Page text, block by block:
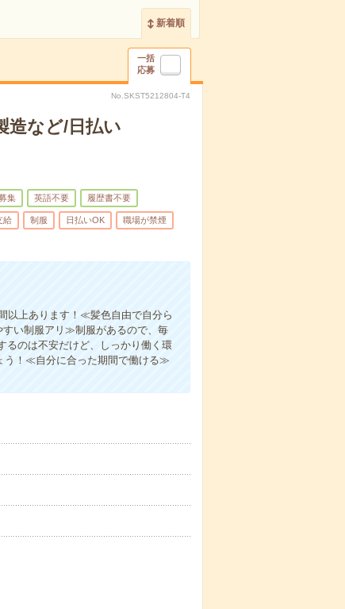
新着順
一括
応募
No.SKST5212804-T4
造など/日払い
集 英語不要 履歴書不要
給 制服 日払いOK 職場が禁煙
以上あります！≪髪色自由で自分ら
い制服アリ≫制服があるので、毎
のは不安だけど、しっかり働く環
う！≪自分に合った期間で働ける≫